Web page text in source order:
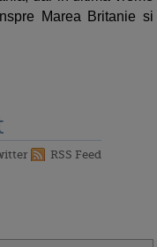
Marea Britanie si
RSS Feed